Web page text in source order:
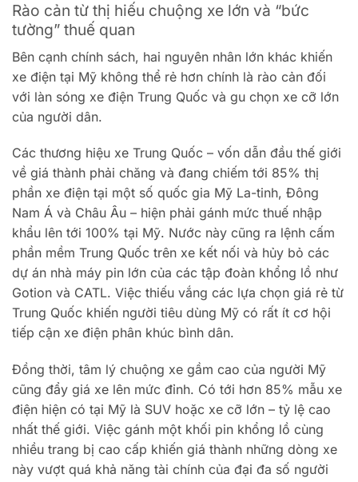
Rào cản từ thị hiếu chuộng xe lớn và “bức
tường” thuế quan
Bên cạnh chính sách, hai nguyên nhân lớn khác khiến
xe điện tại Mỹ không thể rẻ hơn chính là rào cản đối
với làn sóng xe điện Trung Quốc và gu chọn xe cỡ lớn
của người dân.
Các thương hiệu xe Trung Quốc – vốn dẫn đầu thế giới
về giá thành phải chăng và đang chiếm tới 85% thị
phần xe điện tại một số quốc gia Mỹ La-tinh, Đông
Nam Á và Châu Âu – hiện phải gánh mức thuế nhập
khẩu lên tới 100% tại Mỹ. Nước này cũng ra lệnh cấm
phần mềm Trung Quốc trên xe kết nối và hủy bỏ các
dự án nhà máy pin lớn của các tập đoàn khổng lồ như
Gotion và CATL. Việc thiếu vắng các lựa chọn giá rẻ từ
Trung Quốc khiến người tiêu dùng Mỹ có rất ít cơ hội
tiếp cận xe điện phân khúc bình dân.
Đồng thời, tâm lý chuộng xe gầm cao của người Mỹ
cũng đẩy giá xe lên mức đỉnh. Có tới hơn 85% mẫu xe
điện hiện có tại Mỹ là SUV hoặc xe cỡ lớn – tỷ lệ cao
nhất thế giới. Việc gánh một khối pin khổng lồ cùng
nhiều trang bị cao cấp khiến giá thành những dòng xe
này vượt quá khả năng tài chính của đại đa số người